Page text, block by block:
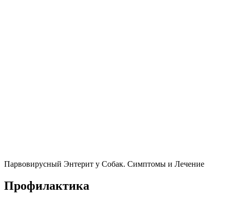
Парвовирусный Энтерит у Собак. Симптомы и Лечение
Профилактика